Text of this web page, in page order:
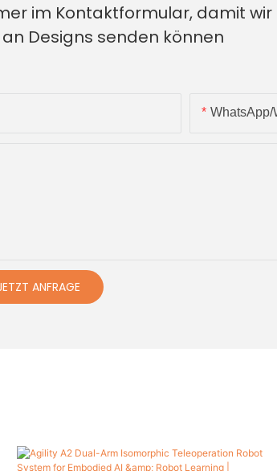
im Kontaktformular, damit
Designs senden können
WhatsApp/
ANFRAGE